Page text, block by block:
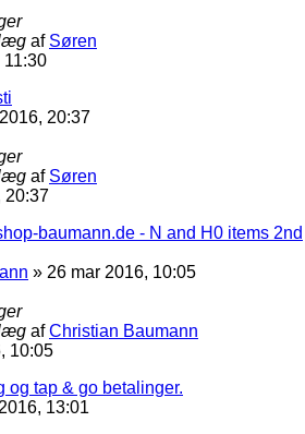
af Søren
11:30
20:37
af Søren
20:37
baumann.de - N and H0 items 2nd
» 26 mar 2016, 10:05
afChristian Baumann
10:05
og tap & go betalinger.
13:01